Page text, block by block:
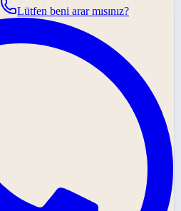
Lütfen beni arar mısınız?